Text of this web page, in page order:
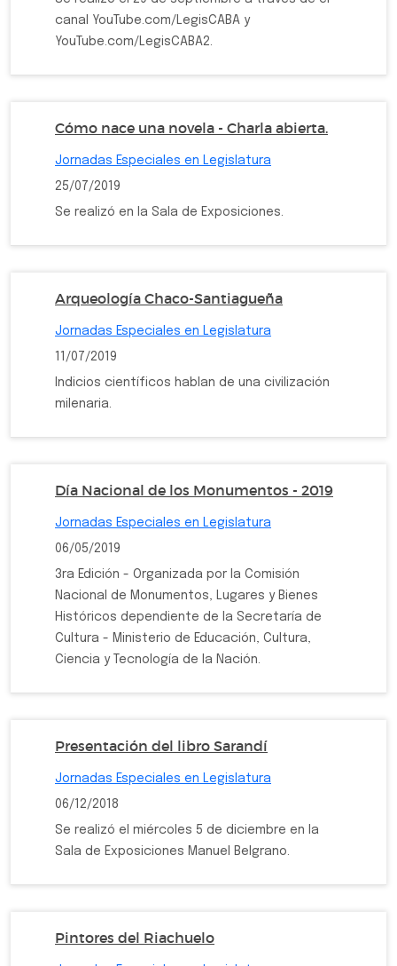
canal YouTube.com/LegisCABA y
YouTube.com/LegisCABA2.
Cómo nace una novela - Charla abierta.
Jornadas Especiales en Legislatura
25/07/2019
Se realizó en la Sala de Exposiciones.
Arqueología Chaco-Santiagueña
Jornadas Especiales en Legislatura
11/07/2019
Indicios científicos hablan de una civilización
milenaria.
Día Nacional de los Monumentos - 2019
Jornadas Especiales en Legislatura
06/05/2019
3ra Edición - Organizada por la Comisión
Nacional de Monumentos, Lugares y Bienes
Históricos dependiente de la Secretaría de
Cultura - Ministerio de Educación, Cultura,
Ciencia y Tecnología de la Nación.
Presentación del libro Sarandí
Jornadas Especiales en Legislatura
06/12/2018
Se realizó el miércoles 5 de diciembre en la
Sala de Exposiciones Manuel Belgrano.
Pintores del Riachuelo